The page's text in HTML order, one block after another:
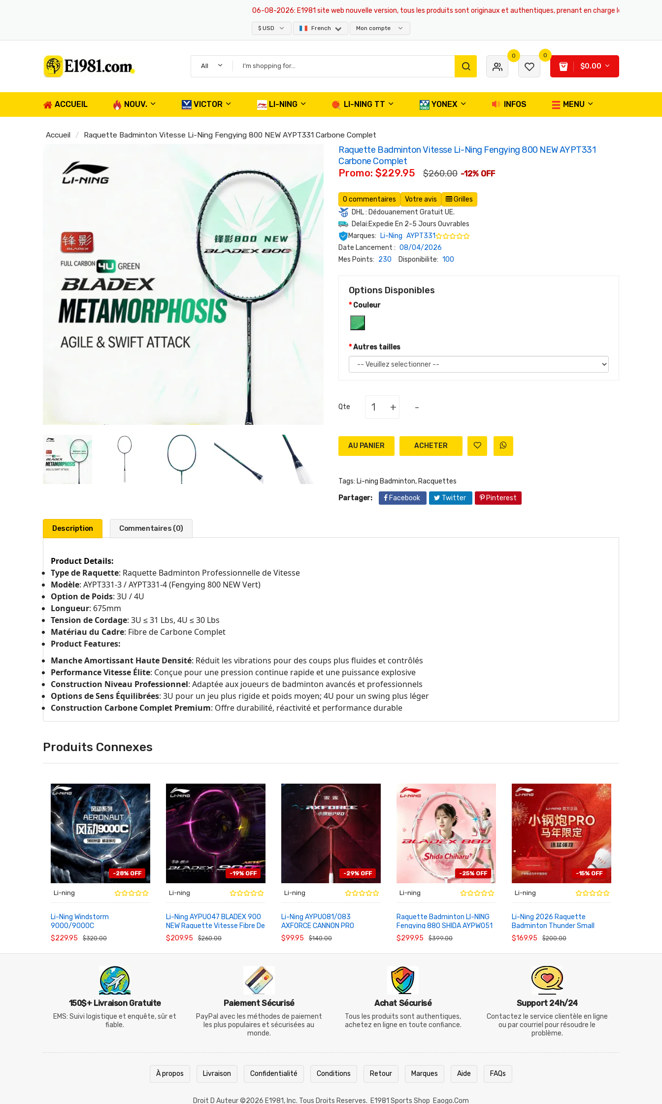
06-08-2026: E1981 site web nouvelle version, tous les produits sont originaux et authentiques, prenant en charge les achats en ligne
$ USD French Mon compte
All
0 0
$0.00
ACCUEIL NOUV. VICTOR LI-NING LI-NING TT YONEX INFOS MENU
Accueil Raquette Badminton Vitesse Li-Ning Fengying 800 NEW AYPT331 Carbone Complet
Raquette Badminton Vitesse Li-Ning Fengying 800 NEW AYPT331
Carbone Complet
Promo: $229.95 $260.00 -12% OFF
0 commentaires Votre avis
Grilles
DHL : Dédouanement Gratuit UE.
Delai:Expedie En 2-5 Jours Ouvrables
Marques:
Li-Ning AYPT331
Date Lancement : 08/04/2026
Mes Points: 230 Disponibilite: 100
Options Disponibles
Couleur
Autres tailles
Qte + -
AU PANIER
Tags: Li-ning Badminton, Racquettes
Partager:
Facebook Twitter Pinterest
Description Commentaires (0)
Product Details:
Type de Raquette: Raquette Badminton Professionnelle de Vitesse
Modèle: AYPT331-3 / AYPT331-4 (Fengying 800 NEW Vert)
Option de Poids: 3U / 4U
Longueur: 675mm
Tension de Cordage: 3U ≤ 31 Lbs, 4U ≤ 30 Lbs
Matériau du Cadre: Fibre de Carbone Complet
Product Features:
Manche Amortissant Haute Densité: Réduit les vibrations pour des coups plus fluides et contrôlés
Performance Vitesse Élite: Conçue pour une pression continue rapide et une puissance explosive
Construction Niveau Professionnel: Adaptée aux joueurs de badminton avancés et professionnels
Options de Sens Équilibrées: 3U pour un jeu plus rigide et poids moyen; 4U pour un swing plus léger
Construction Carbone Complet Premium: Offre durabilité, réactivité et performance durable
Produits Connexes
-28% OFF
Li-ning
Li-Ning Windstorm
9000/9000C
AYPT403/AYPT405 Raquette
Badminton Contrôle Pro
$229.95 $320.00
AU PANIER
-19% OFF
Li-ning
Li-Ning AYPU047 BLADEX 900
NEW Raquette Vitesse Fibre De
Carbone Compétition
$209.95 $260.00
AU PANIER
-29% OFF
Li-ning
Li-Ning AYPU081/083
AXFORCE CANNON PRO
Raquette Attaque 5U Fibre
Carbone
$99.95 $140.00
AU PANIER
-25% OFF
Li-ning
Raquette Badminton LI-NING
Fengying 880 SHIDA AYPW051
$299.95
$399.00
AU PANIER
-15% OFF
Li-ning
Li-Ning 2026 Raquette
Badminton Thunder Small
Cannon PRO AYPW035
$169.95 $200.00
AU PANIER
150$+ Livraison Gratuite
EMS: Suivi logistique et enquête, sûr et
fiable.
Paiement Sécurisé
PayPal avec les méthodes de paiement
les plus populaires et sécurisées au
monde.
Achat Sécurisé
Tous les produits sont authentiques,
achetez en ligne en toute confiance.
Support 24h/24
Contactez le service clientèle en ligne
ou par courriel pour résoudre le
problème.
À propos Livraison Confidentialité Conditions Retour Marques Aide FAQs
Droit D Auteur ©2026 E1981, Inc. Tous Droits Reserves. E1981 Sports Shop Eaogo.com